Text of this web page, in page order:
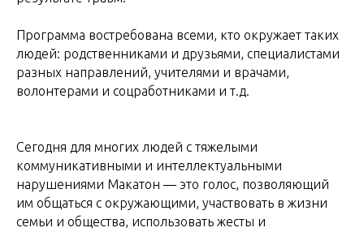
Программа востребована всеми, кто окружает таких
людей: родственниками и друзьями, специалистами
разных направлений, учителями и врачами,
волонтерами и соцработниками и т.д.
Сегодня для многих людей с тяжелыми
коммуникативными и интеллектуальными
нарушениями Макатон — это голос, позволяющий
им общаться с окружающими, участвовать в жизни
семьи и общества, использовать жесты и